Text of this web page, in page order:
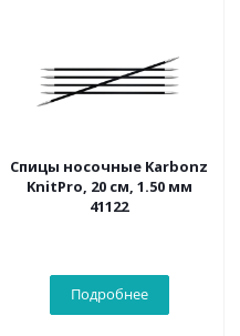
Спицы носочные Karbonz
KnitPro, 20 см, 1.50 мм
41122
Подробнее